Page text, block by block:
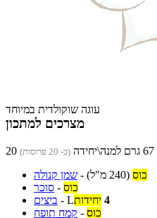
עוגה שוקולדית במיוחד
מצרכים למתכון
(כ- 20 פרוסות)
שמן קנולה - כוס (240 מ"ל)
סוכר - כוס
ביצים - 4 יחידותL
קמח תופח - כוס